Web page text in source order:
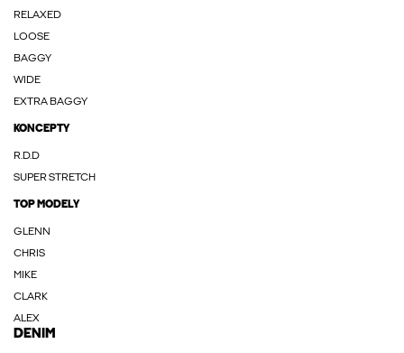
RELAXED
LOOSE
BAGGY
WIDE
EXTRA BAGGY
KONCEPTY
R.D.D
SUPER STRETCH
TOP MODELY
GLENN
CHRIS
MIKE
CLARK
ALEX
DENIM